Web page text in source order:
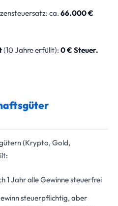
ca. 66.000 €
(10 Jahre erfüllt): 0 € Steuer.
(Krypto, Gold,
1 Jahr alle Gewinne steuerfrei
steuerpflichtig, aber